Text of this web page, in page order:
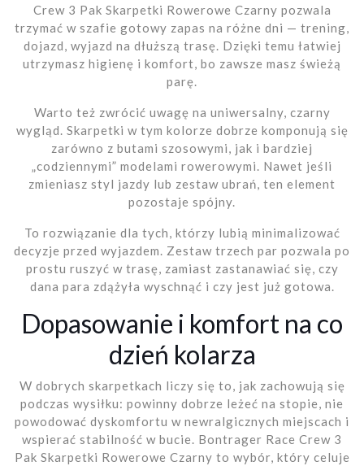
Crew 3 Pak Skarpetki Rowerowe Czarny pozwala
trzymać w szafie gotowy zapas na różne dni — trening,
dojazd, wyjazd na dłuższą trasę. Dzięki temu łatwiej
utrzymasz higienę i komfort, bo zawsze masz świeżą
parę.
Warto też zwrócić uwagę na uniwersalny, czarny
wygląd. Skarpetki w tym kolorze dobrze komponują się
zarówno z butami szosowymi, jak i bardziej
„codziennymi” modelami rowerowymi. Nawet jeśli
zmieniasz styl jazdy lub zestaw ubrań, ten element
pozostaje spójny.
To rozwiązanie dla tych, którzy lubią minimalizować
decyzje przed wyjazdem. Zestaw trzech par pozwala po
prostu ruszyć w trasę, zamiast zastanawiać się, czy
dana para zdążyła wyschnąć i czy jest już gotowa.
Dopasowanie i komfort na co
dzień kolarza
W dobrych skarpetkach liczy się to, jak zachowują się
podczas wysiłku: powinny dobrze leżeć na stopie, nie
powodować dyskomfortu w newralgicznych miejscach i
wspierać stabilność w bucie. Bontrager Race Crew 3
Pak Skarpetki Rowerowe Czarny to wybór, który celuje